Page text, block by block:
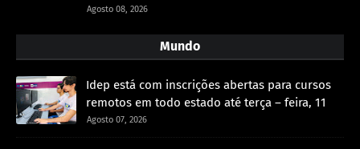
Agosto 08, 2026
Mundo
Idep está com inscrições abertas para cursos
remotos em todo estado até terça – feira, 11
Agosto 07, 2026